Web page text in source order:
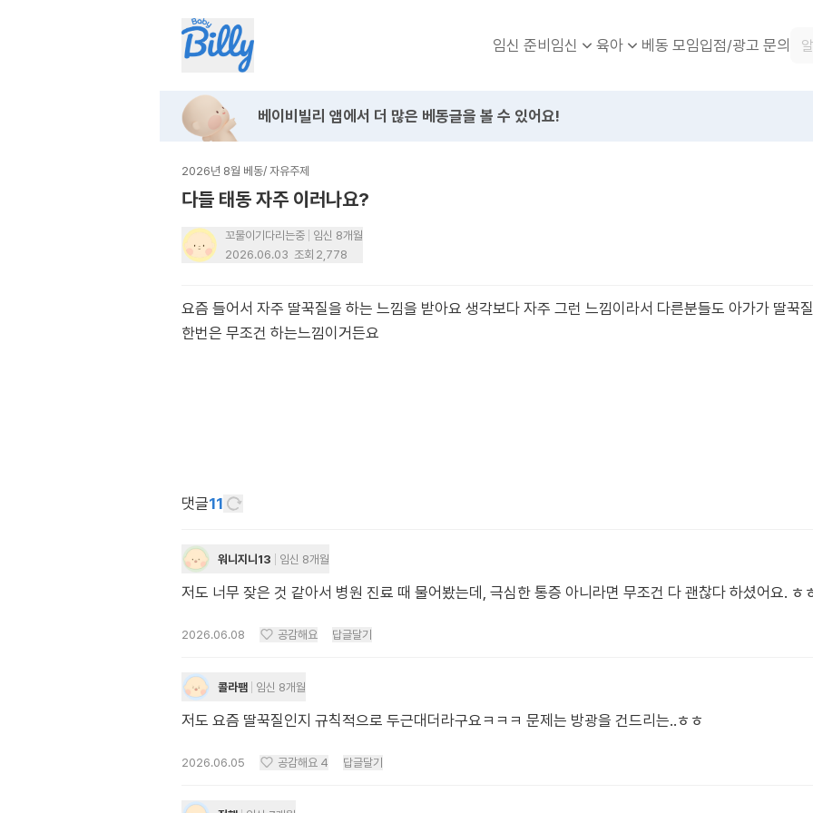
임신 준비임신 육아 베동 모임입점/광고 문의
베이비빌리 앱에서 더 많은 베동글을 볼 수 있어요!
2026년 8월 베동/ 자유주제
다들 태동 자주 이러나요?
꼬물이기다리는중
임신 8개월
2026.06.03 조회 2,778
요즘 들어서 자주 딸꾹질을 하는 느낌을 받아요 생각보다 자주 그런 느낌이라서 다른분들도 아가가 딸꾹
한번은 무조건 하는느낌이거든요
댓글11
워니지니13 임신 8개월
저도 너무 잦은 것 같아서 병원 진료 때 물어봤는데, 극심한 통증 아니라면 무조건 다 괜찮다 하셨어요. ㅎ
2026.06.08 공감해요 답글달기
콜라팸 임신 8개월
저도 요즘 딸꾹질인지 규칙적으로 두근대더라구요ㅋㅋㅋ 문제는 방광을 건드리는..ㅎㅎ
2026.06.05 공감해요 4 답글달기